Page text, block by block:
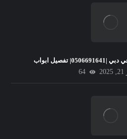
تفصيل ابواب
64